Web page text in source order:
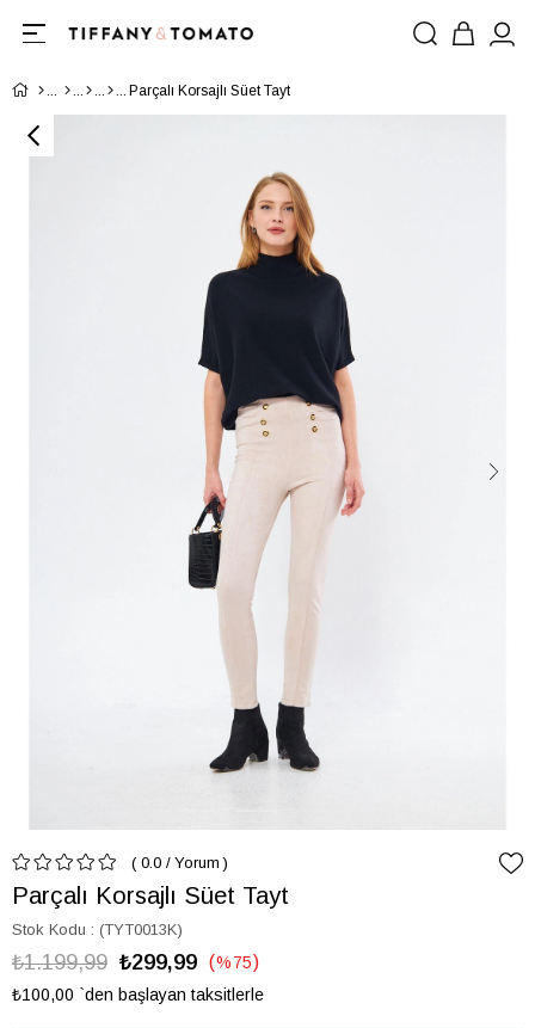
Parçalı Korsajlı Süet Tayt
0.0 / Yorum
Parçalı Korsajlı Süet Tayt
Stok Kodu (TYT0013K)
₺1.199,99 ₺299,99 %75
İndirim
₺100,00 `den başlayan taksitlerle